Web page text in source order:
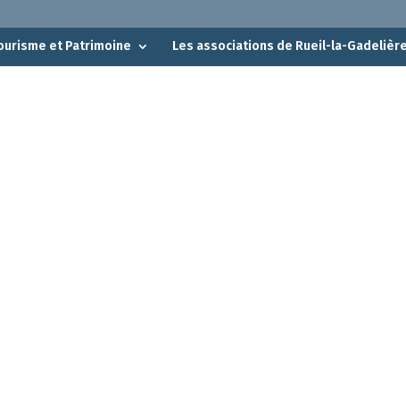
et Patrimoine Les associations de Rueil-la-Gadelière